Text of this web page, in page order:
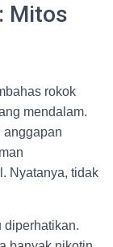
Mitos
rokok
mendalam.
anggapan
Nyatanya, tidak
diperhatikan.